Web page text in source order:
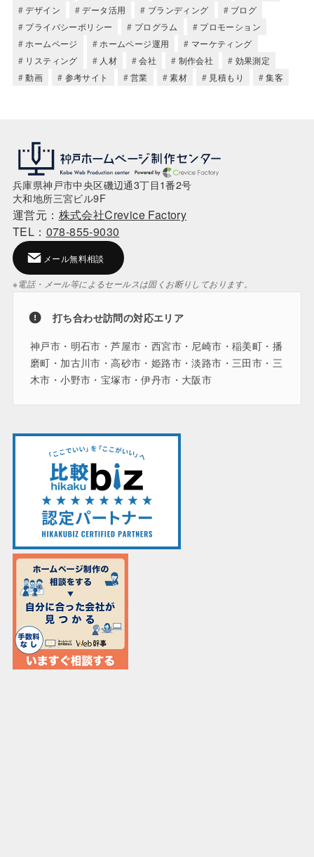
デザイン
データ活用 ブランディング
ブログ
プライバシーポリシー
プログラム
プロモーション
ホームページ
ホームページ運用
マーケティング
リスティング
人材 会社 制作会社
効果測定
動画
参考サイト 営業 素材 見積もり 集客
兵庫県神戸市中央区磯辺通3丁目1番2号
大和地所三宮ビル9F
運営元： 株式会社Crevice Factory
TEL： 078-855-9030
メール無料相談
※電話・メール等によるセールスは固くお断りしております。
打ち合わせ訪問の対応エリア
神戸市・明石市・芦屋市・西宮市・尼崎市・稲美町・播
磨町・加古川市・高砂市・姫路市・淡路市・三田市・三
木市・小野市・宝塚市・伊丹市・大阪市